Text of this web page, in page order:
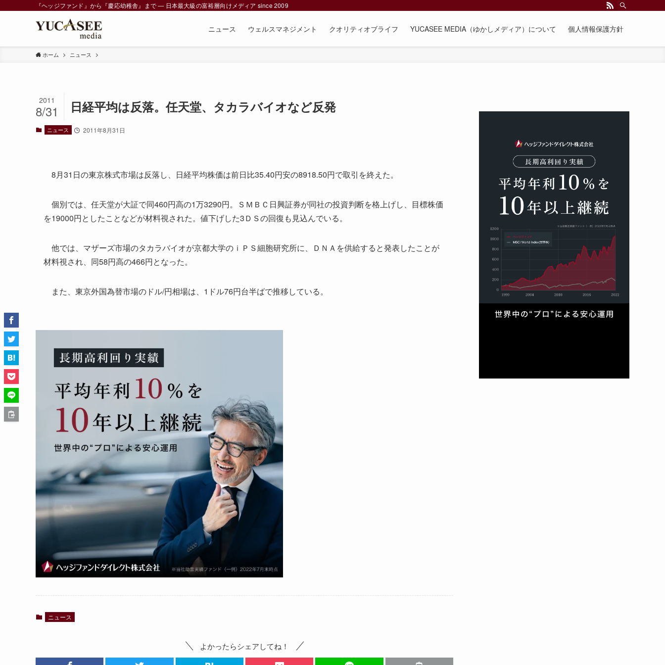
『ヘッジファンド』から『慶応幼稚舎』まで ― 日本最大級の富裕層向けメディア since 2009
ニュース ウェルスマネジメント クオリティオブライフ YUCASEE MEDIA（ゆかしメディア）について 個人情報保護方針
ホーム ニュース
日経平均は反落。任天堂、タカラバイオなど反発
2011
8/31
ニュース 2011年8月31日
8月31日の東京株式市場は反落し、日経平均株価は前日比35.40円安の8918.50円で取引を終えた。
個別では、任天堂が大証で同460円高の1万3290円。ＳＭＢＣ日興証券が同社の投資判断を格上げし、目標株価
を19000円としたことなどが材料視された。値下げした3ＤＳの回復も見込んでいる。
他では、マザーズ市場のタカラバイオが京都大学のｉＰＳ細胞研究所に、ＤＮＡを供給すると発表したことが
材料視され、同58円高の466円となった。
また、東京外国為替市場のドル/円相場は、1ドル76円台半ばで推移している。
ニュース
よかったらシェアしてね！